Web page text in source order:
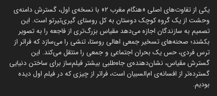
یکی از تفاوت‌های اصلی «هنگام مغرب ۲» با نسخه‌ی اول، گسترش دامنه‌ی
وحشت از یک گروه کوچک دوستان به کل روستای گیری‌تیرتو است. این
تصمیم به سازندگان اجازه می‌دهد مقیاس بزرگ‌تری از فاجعه را به تصویر
بکشند؛ صحنه‌های تسخیر جمعی اهالی روستا، تنشی را می‌سازد که فراتر از
ترس فردی، حس یک بحران اجتماعی و جمعی را منتقل می‌کند. این
گسترش مقیاس، نشان‌دهنده‌ی جاه‌طلبی بیشتر فیلم‌ساز برای ساختن دنیایی
گسترده‌تر از افسانه‌ی ام‌السبیان است، فراتر از چیزی که در فیلم اول دیده
بودیم.